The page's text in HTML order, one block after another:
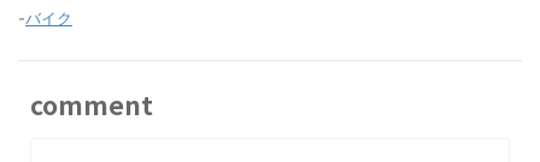
-バイク
comment